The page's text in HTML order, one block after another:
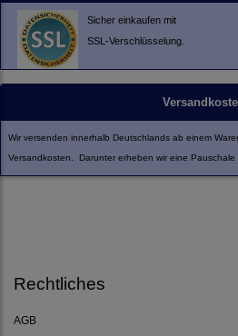
Sicher einkaufen mit
SSL-Verschlüsselung.
Wir versenden innerhalb Deutschlands ab einem
Versandkosten. Darunter erheben wir eine
Rechtliches
AGB